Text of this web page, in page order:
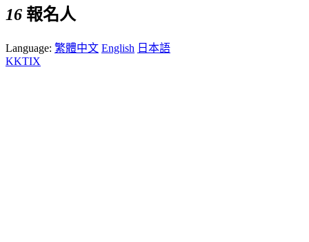
16 報名人
Language: 繁體中文 English 日本語
KKTIX